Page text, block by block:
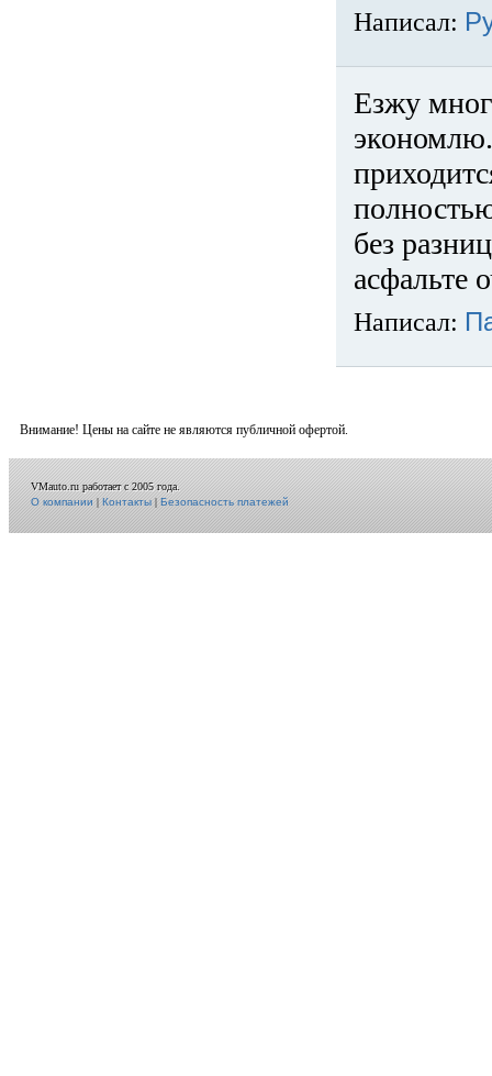
Написал:
Езжу
без
асфальте
Написал:
Внимание! Цены на сайте не являются публичной офертой.
VMauto.ru работает с 2005 года.
О компании|Контакты|Безопасность платежей